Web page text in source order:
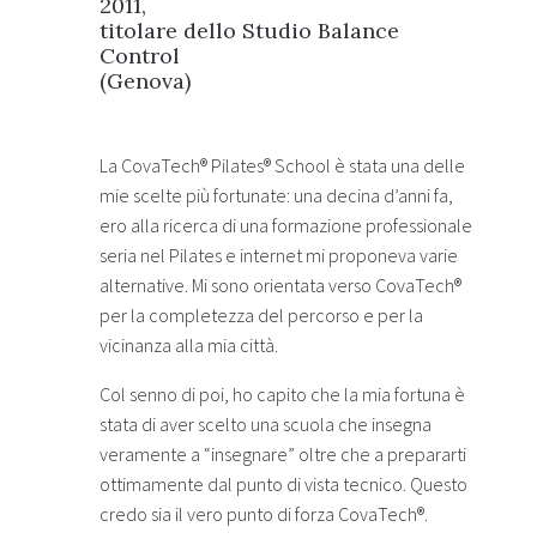
titolare dello Studio Balance
Control
(Genova)
La CovaTech® Pilates® School è stata una delle
mie scelte più fortunate: una decina d’anni fa,
ero alla ricerca di una formazione professionale
seria nel Pilates e internet mi proponeva varie
alternative. Mi sono orientata verso CovaTech®
per la completezza del percorso e per la
vicinanza alla mia città.
Col senno di poi, ho capito che la mia fortuna è
stata di aver scelto una scuola che insegna
veramente a “insegnare” oltre che a prepararti
ottimamente dal punto di vista tecnico. Questo
credo sia il vero punto di forza CovaTech®.